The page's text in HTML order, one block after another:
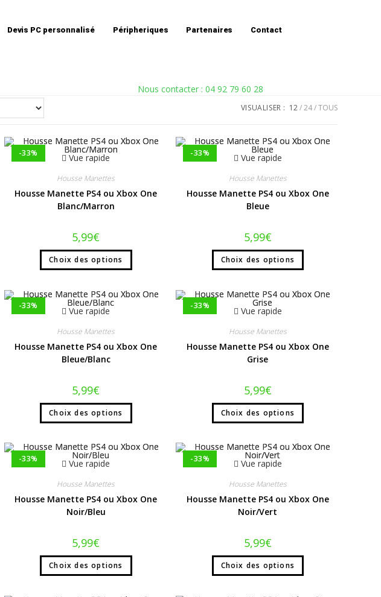
Devis PC personnalisé Péripheriques Partenaires Contact
Nous contacter : 04 92 79 60 28
Accueil Gaming»Gaming Console
VISUALISER : 12 24 TOUS
-33% Vue rapide
Housse Manettes
Housse Manette PS4 ou Xbox One
Blanc/Marron
5,99€
Choix des options
-33% Vue rapide
Housse Manettes
Housse Manette PS4 ou Xbox One
Bleue
5,99€
Choix des options
-33% Vue rapide
Housse Manettes
Housse Manette PS4 ou Xbox One
Bleue/Blanc
5,99€
Choix des options
-33% Vue rapide
Housse Manettes
Housse Manette PS4 ou Xbox One
Grise
5,99€
Choix des options
-33% Vue rapide
Housse Manettes
Housse Manette PS4 ou Xbox One
Noir/Bleu
5,99€
Choix des options
-33% Vue rapide
Housse Manettes
Housse Manette PS4 ou Xbox One
Noir/Vert
5,99€
Choix des options